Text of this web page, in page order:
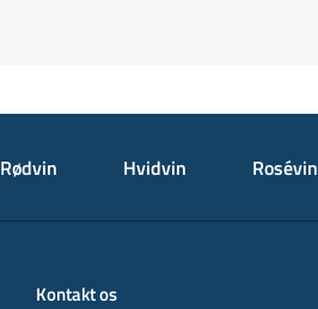
Rødvin Hvidvin Rosévin
Kontakt os